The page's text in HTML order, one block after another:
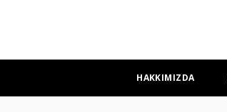
HAKKIMIZDA